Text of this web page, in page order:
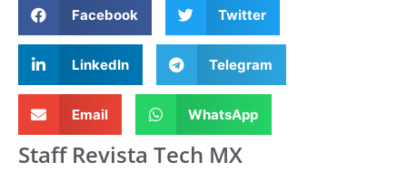
Facebook Twitter
LinkedIn Telegram
Email WhatsApp
Staff Revista Tech MX